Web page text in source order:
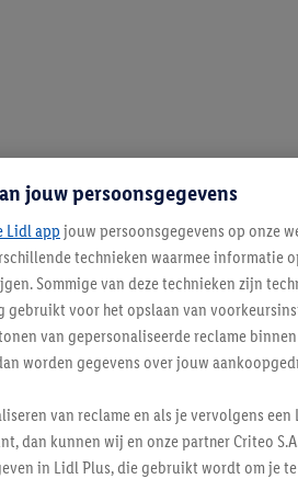
jouw persoonsgegevens
Lidl app jouw persoonsgegevens op onze
technieken waarmee informatie
Sommige van deze technieken zijn
voor het opslaan van
van gepersonaliseerde reclame
worden gegevens over jouw
van reclame en als je vervolgens
dan kunnen wij en onze partner Criteo
in Lidl Plus, die gebruikt wordt om je